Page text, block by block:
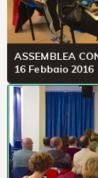
ASSEMBLEA
16 Febbaio 2016